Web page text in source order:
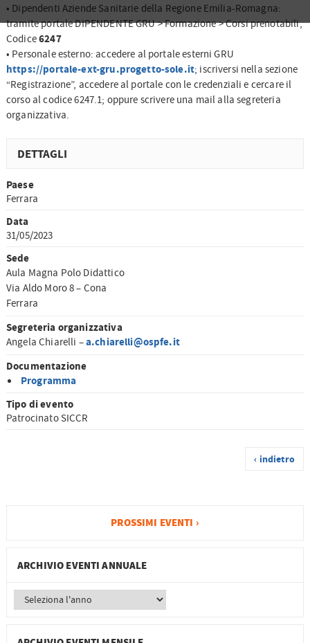
• Dipendenti Aziende Sanitarie della Regione Emilia-Romagna:
tramite portale DIPENDENTE GRU > Formazione > Corsi prenotabili,
Codice6247
• Personale esterno: accedere al portale esterni GRU
https://portale-ext-gru.progetto-sole.it; iscriversi nella sezione
“Registrazione”, accedere al portale con le credenziali e cercare il
corso al codice 6247.1; oppure scrivere una mail alla segreteria
organizzativa.
DETTAGLI
Paese
Ferrara
Data
31/05/2023
Sede
Aula Magna Polo Didattico
Via Aldo Moro 8 – Cona
Ferrara
Segreteria organizzativa
Angela Chiarelli –a.chiarelli@ospfe.it
Documentazione
Programma
Tipo di evento
Patrocinato SICCR
‹ indietro
PROSSIMI EVENTI ›
ARCHIVIO EVENTI ANNUALE